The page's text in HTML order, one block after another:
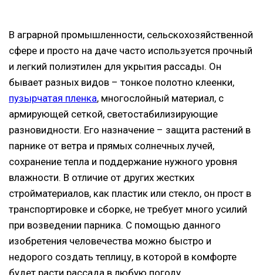
В аграрной промышленности, сельскохозяйственной
сфере и просто на даче часто используется прочный
и легкий полиэтилен для укрытия рассады. Он
бывает разных видов – тонкое полотно клеенки,
пузырчатая пленка, многослойный материал, с
армирующей сеткой, светостабилизирующие
разновидности. Его назначение – защита растений в
парнике от ветра и прямых солнечных лучей,
сохранение тепла и поддержание нужного уровня
влажности. В отличие от других жестких
стройматериалов, как пластик или стекло, он прост в
транспортировке и сборке, не требует много усилий
при возведении парника. С помощью данного
изобретения человечества можно быстро и
недорого создать теплицу, в которой в комфорте
будет расти рассада в любую погоду.